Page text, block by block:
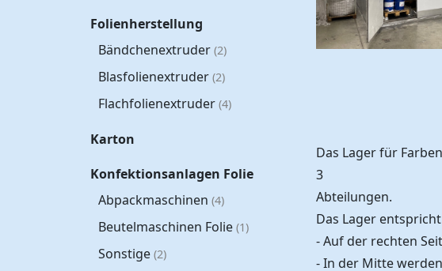
Folienherstellung
Bändchenextruder (2)
Blasfolienextruder (2)
Flachfolienextruder (4)
Karton
Konfektionsanlagen Folie
Abpackmaschinen (4)
Beutelmaschinen Folie (1)
Sonstige (2)
Das Lager für
3
Abteilungen.
Das Lager
- Auf der rechten
- In der Mitte